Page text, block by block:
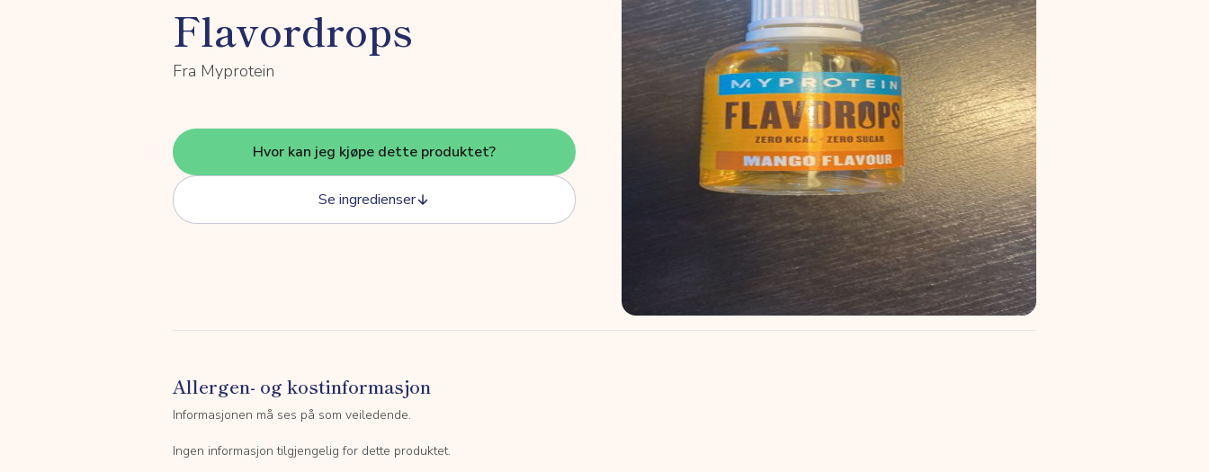
Flavordrops
Fra Myprotein
Hvor kan jeg kjøpe dette produktet?
Se ingredienser
Allergen- og kostinformasjon
Informasjonen må ses på som veiledende.
Ingen informasjon tilgjengelig for dette produktet.